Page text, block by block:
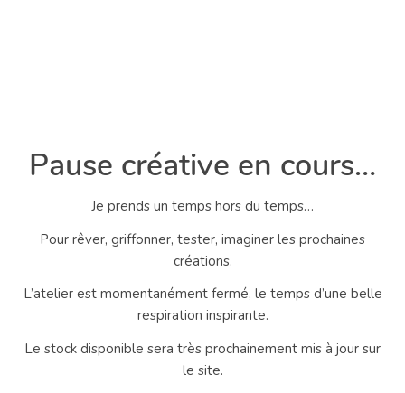
Pause créative en cours…
Je prends un temps hors du temps…
Pour rêver, griffonner, tester, imaginer les prochaines
créations.
L’atelier est momentanément fermé, le temps d’une belle
respiration inspirante.
Le stock disponible sera très prochainement mis à jour sur
le site.